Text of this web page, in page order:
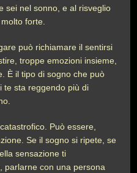
sei nel sonno, e al risveglio
forte.
può richiamare il sentirsi
troppe emozioni insieme,
È il tipo di sogno che può
te sta reggendo più di
Può essere,
Se il sogno si ripete, se
sensazione ti
parlarne con una persona